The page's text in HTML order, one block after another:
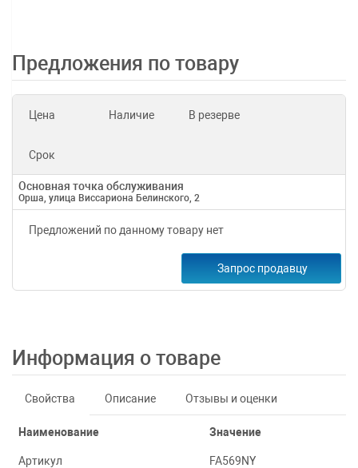
Предложения по товару
Цена Наличие В резерве
Срок
Основная точка обслуживания
Орша, улица Виссариона Белинского, 2
Предложений по данному товару нет
Запрос продавцу
Информация о товаре
Свойства Описание Отзывы и оценки
Наименование Значение
Артикул FA569NY